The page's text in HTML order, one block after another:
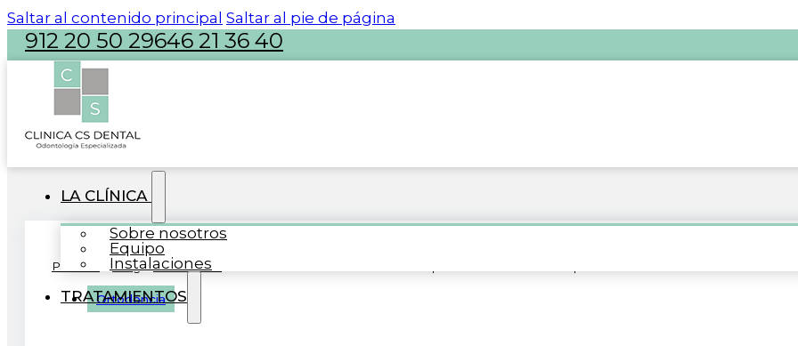
Saltar al contenido principal Saltar al pie de página
912 20 50 29646 21 36 40
atencion@clinicacsdental.com
LA CLÍNICA
Sobre nosotros
Equipo
Instalaciones
TRATAMIENTOS
Portada »Blog»Ortodoncia
Ortodoncia